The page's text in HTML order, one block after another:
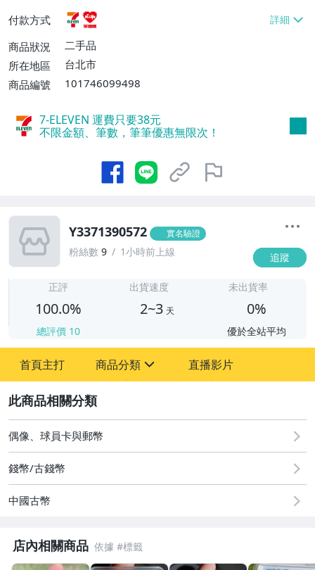
貨付款【免運費】
付款方式
商品狀況
二手品
所在地區
台北市
商品編號
101746099498
7-ELEVEN 運費只要38元
不限金額、筆數，筆筆優惠無限次！
Y3371390572 實名驗證
粉絲數 9 1小時前上線 追蹤
正評
100.0%
總評價 10
出貨速度
2~3 天
未出貨率
0%
優於全站平均
首頁主打 商品分類
圖書/影音/文具
古董、藝術與礦石
玩具、模型與公仔
偶像、球員卡與郵幣
直播影片
偶像、球員卡與郵幣
錢幣/古錢幣
中國古幣
店內相關商品